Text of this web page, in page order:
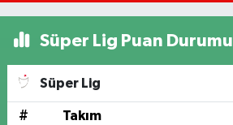
Süper Lig Puan Durumu
Süper Lig
# Takım